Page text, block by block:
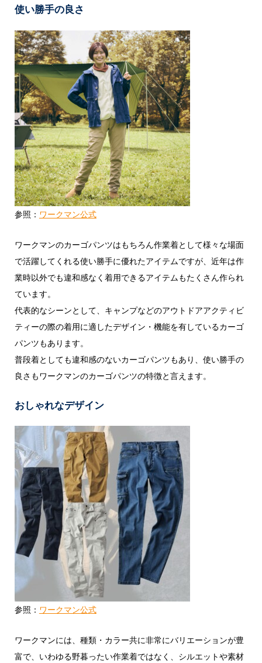
使い勝手の良さ
参照： ワークマン公式
ワークマンのカーゴパンツはもちろん作業着として様々な場面
で活躍してくれる使い勝手に優れたアイテムですが、近年は作
業時以外でも違和感なく着用できるアイテムもたくさん作られ
ています。
代表的なシーンとして、キャンプなどのアウトドアアクティビ
ティーの際の着用に適したデザイン・機能を有しているカーゴ
パンツもあります。
普段着としても違和感のないカーゴパンツもあり、使い勝手の
良さもワークマンのカーゴパンツの特徴と言えます。
おしゃれなデザイン
参照： ワークマン公式
ワークマンには、種類・カラー共に非常にバリエーションが豊
富で、いわゆる野暮ったい作業着ではなく、シルエットや素材